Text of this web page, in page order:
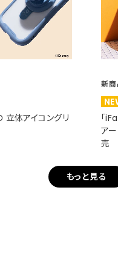
立体アイコングリ
新
「
ア
売
もっと見る